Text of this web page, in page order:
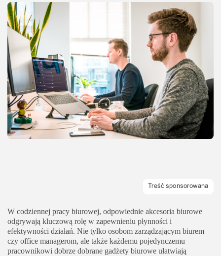
W codziennej pracy biurowej, odpowiednie akcesoria biurowe
odgrywają kluczową rolę w zapewnieniu płynności i
efektywności działań. Nie tylko osobom zarządzającym biurem
czy office managerom, ale także każdemu pojedynczemu
pracownikowi dobrze dobrane gadżety biurowe ułatwiają